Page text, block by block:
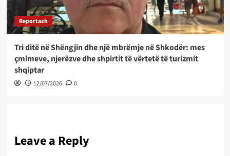
Reportazh
Tri ditë në Shëngjin dhe një mbrëmje në Shkodër: mes
çmimeve, njerëzve dhe shpirtit të vërtetë të turizmit
shqiptar
12/07/2026 0
Leave a Reply